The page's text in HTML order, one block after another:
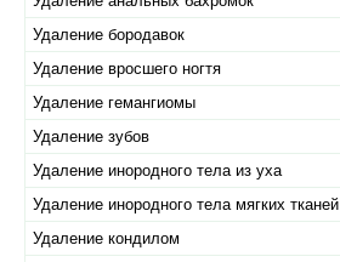
Удаление бородавок
Удаление вросшего ногтя
Удаление гемангиомы
Удаление зубов
Удаление инородного тела из уха
Удаление инородного тела мягких тканей
Удаление кондилом